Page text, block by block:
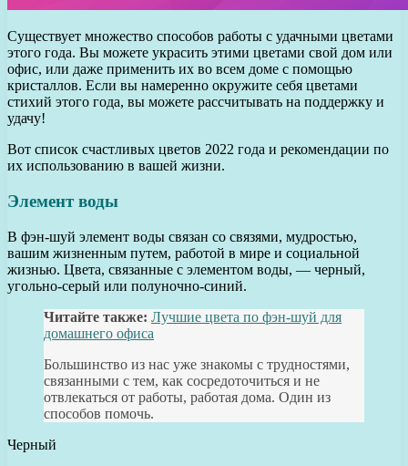
Существует множество способов работы с удачными цветами
этого года. Вы можете украсить этими цветами свой дом или
офис, или даже применить их во всем доме с помощью
кристаллов. Если вы намеренно окружите себя цветами
стихий этого года, вы можете рассчитывать на поддержку и
удачу!
Вот список счастливых цветов 2022 года и рекомендации по
их использованию в вашей жизни.
Элемент воды
В фэн-шуй элемент воды связан со связями, мудростью,
вашим жизненным путем, работой в мире и социальной
жизнью. Цвета, связанные с элементом воды, — черный,
угольно-серый или полуночно-синий.
Читайте также: Лучшие цвета по фэн-шуй для
домашнего офиса
Большинство из нас уже знакомы с трудностями,
связанными с тем, как сосредоточиться и не
отвлекаться от работы, работая дома. Один из
способов помочь.
Черный